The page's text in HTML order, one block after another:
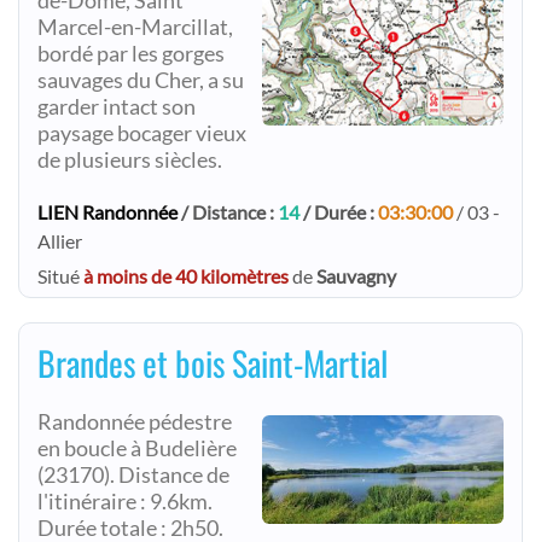
Marcel-en-Marcillat,
bordé par les gorges
sauvages du Cher, a su
garder intact son
paysage bocager vieux
de plusieurs siècles.​
LIEN Randonnée/ Distance : 14/ Durée :03:30:00/ 03 -
Allier
Situéà moins de 40 kilomètresdeSauvagny
Brandes et bois Saint-Martial
Randonnée pédestre
en boucle à Budelière
(23170). Distance de
l'itinéraire : 9.6km.
Durée totale : 2h50.